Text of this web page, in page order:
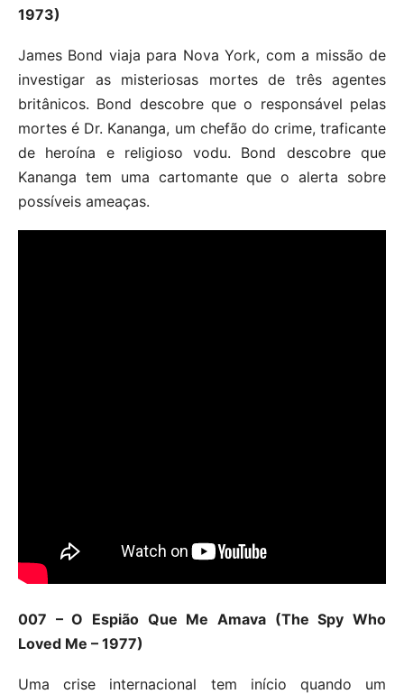
1973)
James Bond viaja para Nova York, com a missão de
investigar as misteriosas mortes de três agentes
britânicos. Bond descobre que o responsável pelas
mortes é Dr. Kananga, um chefão do crime, traficante
de heroína e religioso vodu. Bond descobre que
Kananga tem uma cartomante que o alerta sobre
possíveis ameaças.
007 – O Espião Que Me Amava (The Spy Who
Loved Me – 1977)
Uma crise internacional tem início quando um